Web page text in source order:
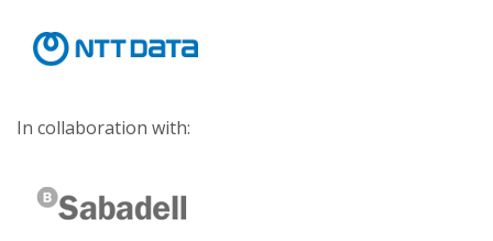
In collaboration with: